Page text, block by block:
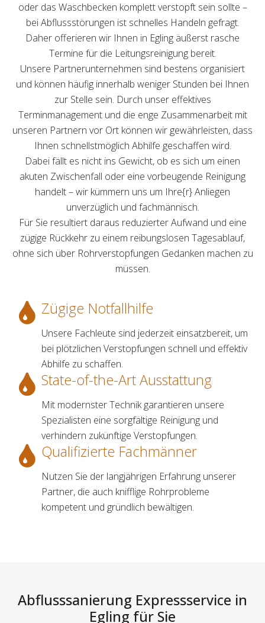
oder das Waschbecken komplett verstopft sein sollte –
bei Abflussstörungen ist schnelles Handeln gefragt.
Daher offerieren wir Ihnen in Egling äußerst rasche
Termine für die Leitungsreinigung bereit.
Unsere Partnerunternehmen sind bestens organisiert
und können häufig innerhalb weniger Stunden bei Ihnen
zur Stelle sein. Durch unser effektives
Terminmanagement und die enge Zusammenarbeit mit
unseren Partnern vor Ort können wir gewährleisten, dass
Ihnen schnellstmöglich Abhilfe geschaffen wird.
Dabei fällt es nicht ins Gewicht, ob es sich um einen
akuten Zwischenfall oder eine vorbeugende Reinigung
handelt – wir kümmern uns um Ihre{r} Anliegen
unverzüglich und fachmännisch.
Für Sie resultiert daraus reduzierter Aufwand und eine
zügige Rückkehr zu einem reibungslosen Tagesablauf,
ohne sich über Rohrverstopfungen Gedanken machen zu
müssen.
Zügige Notfallhilfe
Unsere Fachleute sind jederzeit einsatzbereit, um
bei plötzlichen Verstopfungen schnell und effektiv
Abhilfe zu schaffen.
State-of-the-Art Ausstattung
Mit modernster Technik garantieren unsere
Spezialisten eine sorgfältige Reinigung und
verhindern zukünftige Verstopfungen.
Qualifizierte Fachmänner
Nutzen Sie der langjährigen Erfahrung unserer
Partner, die auch knifflige Rohrprobleme
kompetent und gründlich bewältigen.
Abflusssanierung Expressservice in
Egling für Sie